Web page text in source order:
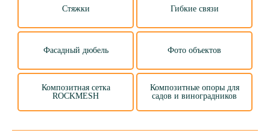
Стяжки Гибкие связи
Фасадный дюбель Фото объектов
Композитная сетка
ROCKMESH
Композитные опоры для
садов и виноградников